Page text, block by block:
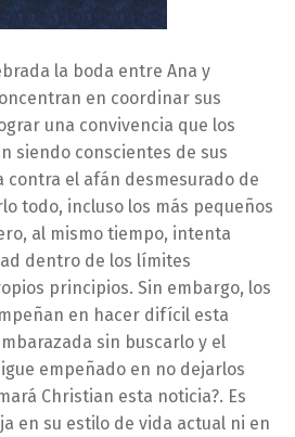
la boda entre Ana y
en coordinar sus
una convivencia que los
siendo conscientes de sus
contra el afán desmesurado de
todo, incluso los más pequeños
al mismo tiempo, intenta
dentro de los límites
principios. Sin embargo, los
en hacer difícil esta
sin buscarlo y el
empeñado en no dejarlos
Christian esta noticia?. Es
en su estilo de vida actual ni en